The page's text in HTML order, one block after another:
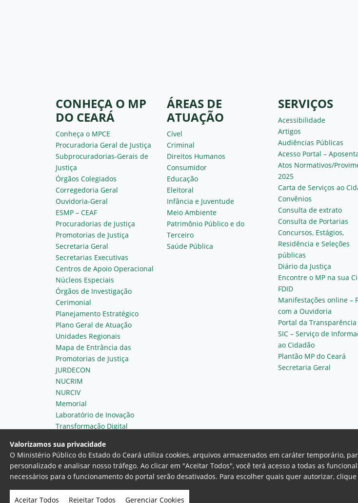
CONHEÇA O MP
DO CEARÁ
Conheça o MPCE
Procuradoria Geral de Justiça
Subprocuradorias-Gerais de
Justiça
Órgãos Colegiados
Corregedoria Geral
Ouvidoria-Geral
ESMP – CEAF
Procuradorias de Justiça
Promotorias de Justiça
Secretaria Geral
Secretarias Executivas
Centros de Apoio Operacional
Núcleos Especiais
Órgãos de Investigação
Cerimonial
Planejamento Estratégico
Plano Geral de Atuação
Unidades Regionais
Mapa de Entrância das
Promotorias de Justiça
JURDECON
NUCRIM
NURCIV
Memorial
Laboratório de Inovação
Transformação Digital
ÁREAS DE
ATUAÇÃO
Cível
Criminal
Direitos Humanos
Consumidor
Educação
Eleitoral
Infância e Juventude
Meio Ambiente
Patrimônio Público e do
Terceiro
Saúde Pública
SERVIÇOS
Acessibilidade
Artigos
Audiências Públicas
Acesso Portal –
Atos Normativos/
2025
Carta de Serviços ao
Convênios
Consulta de extrato
Consulta de Portarias
Concursos, Estágios,
Residência e Seleções
públicas
Diário da Justiça
Encontre o MP na sua
FDID
Manifestações online –
com a Ouvidoria
Portal da Transparência
SIC – Serviço de
ao Cidadão
Plantão MP do Ceará
Secretaria Geral
Ministério Público do Estado do Ceará Procuradoria Geral de Justiça
Av. Gen. Afonso Albuquerque Lima, 130 - Cambeba - CEP: 60.822-325
Valorizamos sua privacidade
O Ministério Público do Estado do Ceará utiliza cookies, arquivos armazenados em caráter temporário,
personalizado e analisar nosso tráfego. Ao clicar em "Aceitar Todos", você terá acesso a todas as
necessários para o funcionamento do portal serão desativados. Para escolher quais quer autorizar,
Aceitar Todos Rejeitar Todos Gerenciar Cookies